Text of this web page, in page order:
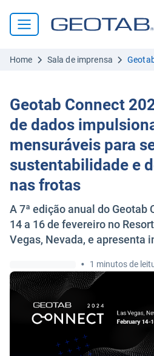
Home Sala de imprensa
Geotab Connect
de dados
mensuráveis para
sustentabilidade e
nas frotas
A 7ª edição anual do Geotab
14 a 16 de fevereiro no
Vegas, Nevada, e apresenta
• 1 minutos de